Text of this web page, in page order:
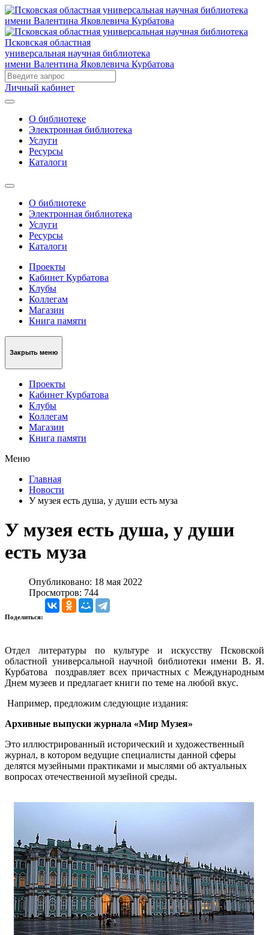
Псковская областная
универсальная научная библиотека
имени Валентина Яковлевича Курбатова
Личный кабинет
О библиотеке
Электронная библиотека
Услуги
Ресурсы
Каталоги
О библиотеке
Электронная библиотека
Услуги
Ресурсы
Каталоги
Проекты
Кабинет Курбатова
Клубы
Коллегам
Магазин
Книга памяти
Закрыть меню
Проекты
Кабинет Курбатова
Клубы
Коллегам
Магазин
Книга памяти
Меню
Главная
Новости
У музея есть душа, у души есть муза
У музея есть душа, у души
есть муза
Опубликовано: 18 мая 2022
Просмотров: 744
Поделиться:
Отдел литературы по культуре и искусству Псковской
областной универсальной научной библиотеки имени В. Я.
Курбатова поздравляет всех причастных с Международным
Днем музеев и предлагает книги по теме на любой вкус.
Например, предложим следующие издания:
Архивные выпуски журнала «Мир Музея»
Это иллюстрированный исторический и художественный
журнал, в котором ведущие специалисты данной сферы
делятся музейными практиками и мыслями об актуальных
вопросах отечественной музейной среды.